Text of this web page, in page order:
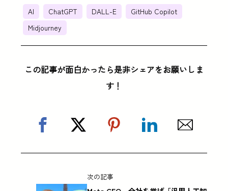
AI ChatGPT DALL-E
GitHub Copilot
Midjourney
この記事が面白かったら是非シェアをお願いしま
す！
次の記事